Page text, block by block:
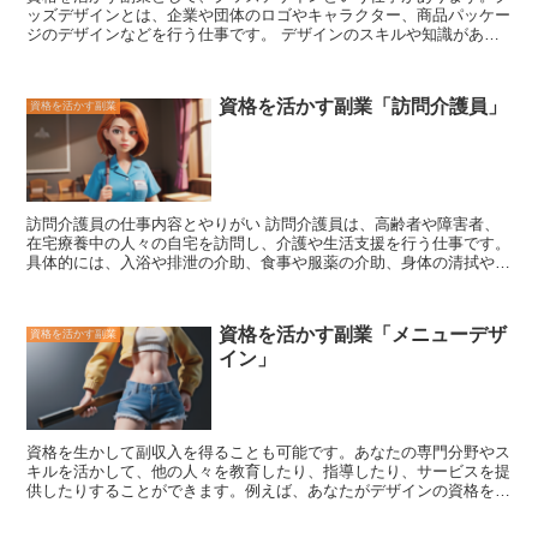
ぶことができる貴重な機会です。
ッズデザインとは、企業や団体のロゴやキャラクター、商品パッケー
ジのデザインなどを行う仕事です。
デザインのスキルや知識があれ
を受講したり、独学でデザインの勉強をしたりするなど、さまざまな
方法があります。
また、グッズデザインの仕事をするには、パソコ
ンとデザインソフトが必要になります。 グッズデザインの副業を始
めるには、クラウドソーシングサイトやデザインの専門サイトなどに
登録して、仕事を探します。
較的簡単に仕事を見つけることができます。
接営業をして、グッズデザインの仕事を獲得することもできます。
グッズデザインの副業は、デザインのスキルや知識を活かせる仕事な
ので、デザインが好きな人にはぴったりの仕事です。また、比較的
てみてはいかがでしょうか。
資格を活かす副業 資格を活かす副業「訪問介護員」
訪問介護員の仕事内容とやりがい 訪問介護員は、高齢者や障害者、
在宅療養中の人々の自宅を訪問し、介護や生活支援を行う仕事です。
具体的には、入浴や排泄の介助、食事や服薬の介助、身体の清拭やリ
の生活を支え、自立した生活を送るのを助けることができるからで
す。また、利用者の方々から感謝されたり、笑顔を見てもらえたりす
ると、やりがいを感じることができます。 訪問介護員の仕事は、大
変なこともありますが、やりがいのある仕事です。利用者の方々との
信頼関係を築き、自立した生活を送れるよう支援できれば、大きなや
りがいを感じることができるでしょう。
資格を活かす副業
資格を活かす副業「メニューデザ
イン」
資格を生かして副収入を得ることも可能です。あなたの専門分野やス
キルを活かして、他の人々を教育したり、指導したり、サービスを提
供したりすることができます。例えば、あなたがデザインの資格を持